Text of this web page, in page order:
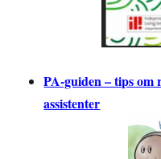
PA-guiden – tips
assistenter